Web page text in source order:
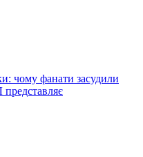
чому фанати засудили